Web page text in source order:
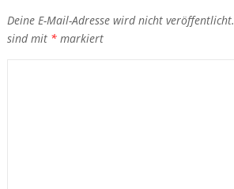
Deine E-Mail-Adresse wird nicht veröffentlicht.
sind mit *markiert